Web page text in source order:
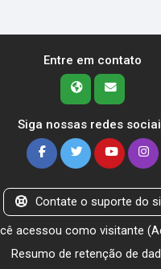
Entre em contato
Siga nossas redes
Contate o suporte do
acessou como visitante (
Resumo de retenção de